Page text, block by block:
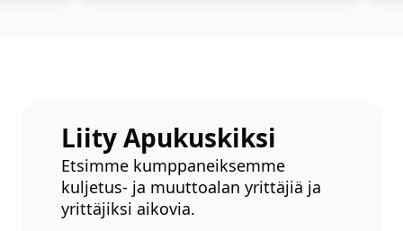
Liity Apukuskiksi
Etsimme kumppaneiksemme
kuljetus- ja muuttoalan yrittäjiä ja
yrittäjiksi aikovia.